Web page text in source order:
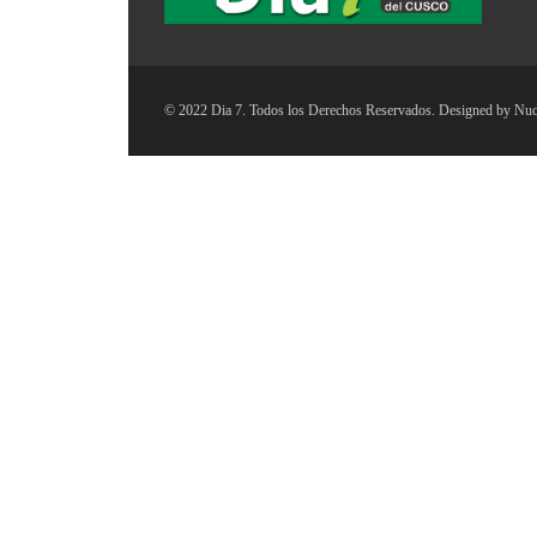
© 2022 Dia 7. Todos los Derechos Reservados. Designed by